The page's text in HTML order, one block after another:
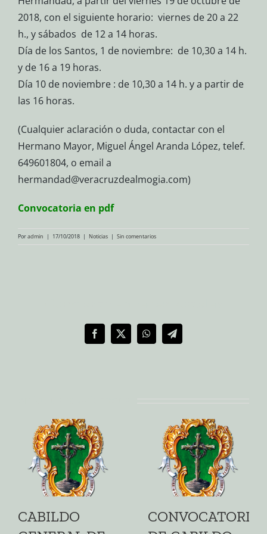
2018, con el siguiente horario: viernes de 20 a 22
h., y sábados de 12 a 14 horas.
Día de los Santos, 1 de noviembre: de 10,30 a 14 h.
y de 16 a 19 horas.
Día 10 de noviembre : de 10,30 a 14 h. y a partir de
las 16 horas.
(Cualquier aclaración o duda, contactar con el
Hermano Mayor, Miguel Ángel Aranda López, telef.
649601804, o email a
hermandad@veracruzdealmogia.com)
Convocatoria en pdf
Poradmin | 17/10/2018 | Noticias | Sin comentarios
Facebook
X WhatsAppTelegram
CABILDO
CONVOCATORIA